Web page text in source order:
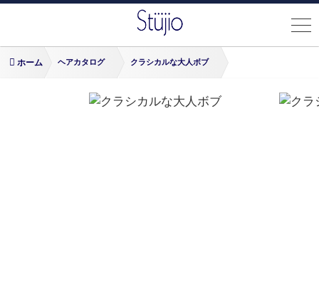
ホーム ヘアカタログ クラシカルな大人ボブ